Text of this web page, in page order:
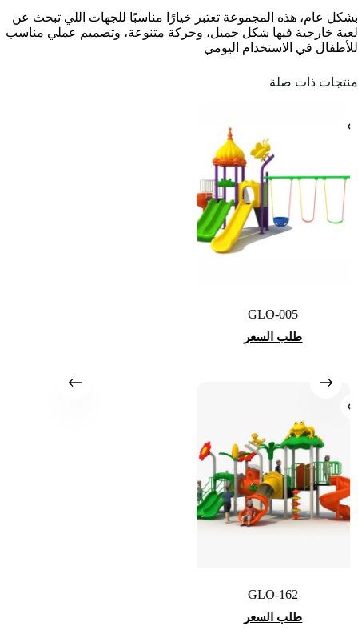
بشكل عام، هذه المجموعة تعتبر خيارًا مناسبًا للجهات اللي تبحث عن
لعبة خارجية فيها شكل جميل، وحركة متنوعة، وتصميم عملي مناسب
للأطفال في الاستخدام اليومي
منتجات ذات صلة
GLO-005
طلب السعر
GLO-162
طلب السعر